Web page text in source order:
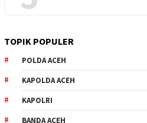
TOPIK POPULER
POLDA ACEH
KAPOLDA ACEH
KAPOLRI
BANDA ACEH